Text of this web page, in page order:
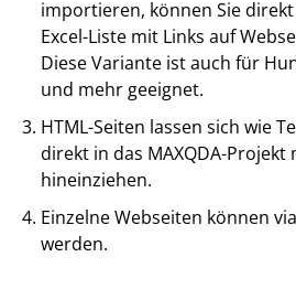
importieren, können Sie direkt
Excel-Liste mit Links auf
Diese Variante ist auch für
und mehr geeignet.
HTML-Seiten lassen sich wie
direkt in das MAXQDA-Projekt
hineinziehen.
Einzelne Webseiten können
werden.